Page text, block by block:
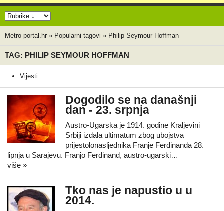
Metro-portal.hr » Popularni tagovi » Philip Seymour Hoffman
TAG: PHILIP SEYMOUR HOFFMAN
Vijesti
Dogodilo se na današnji
dan - 23. srpnja
Austro-Ugarska je 1914. godine Kraljevini
Srbiji izdala ultimatum zbog ubojstva
prijestolonasljednika Franje Ferdinanda 28.
lipnja u Sarajevu. Franjo Ferdinand, austro-ugarski…
više »
Tko nas je napustio u u
2014.